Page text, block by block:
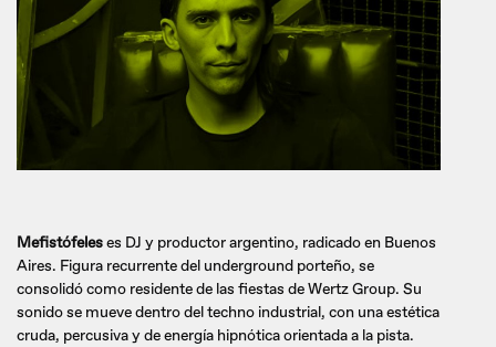
Mefistófeleses DJ y productor argentino, radicado en Buenos
Aires. Figura recurrente del underground porteño, se
consolidó como residente de las fiestas de Wertz Group. Su
sonido se mueve dentro del techno industrial, con una estética
cruda, percusiva y de energía hipnótica orientada a la pista.